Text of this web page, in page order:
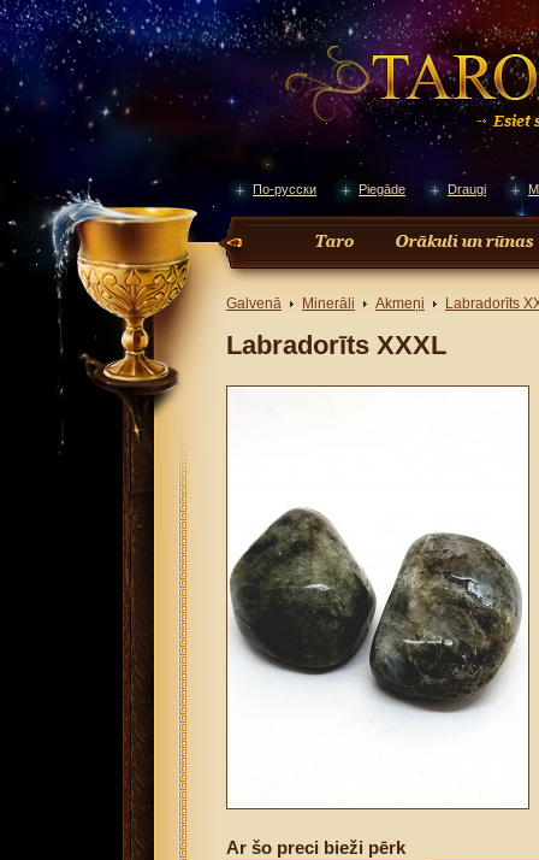
По-русски Piegāde Draugi
Galvenā Minerāli Akmeņi Labradorīts
Labradorīts XXXL
Ar šo preci bieži pērk